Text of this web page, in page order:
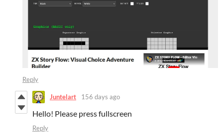
Reply
Juntelart 156 days ago
Hello! Please press fullscreen
Reply